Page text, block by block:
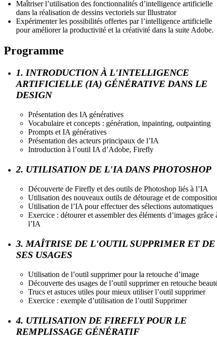
Maîtriser l’utilisation des fonctionnalités d’intelligence artificielle
dans la réalisation de dessins vectoriels sur Illustrator
Expérimenter les possibilités offertes par l’intelligence artificielle
pour améliorer la productivité et la créativité dans la suite Adobe.
Programme
1. INTRODUCTION À L'INTELLIGENCE
ARTIFICIELLE (IA) GÉNÉRATIVE DANS LE
DESIGN
Présentation des IA génératives
Vocabulaire et concepts : génération, inpainting, outpainting
Prompts et IA génératives
Présentation des acteurs principaux de l’IA
Introduction à l’outil IA d’Adobe, Firefly
2. UTILISATION DE L'IA DANS PHOTOSHOP
Découverte de Firefly et des outils de Photoshop liés à l’IA
Utilisation des nouveaux outils de détourage et de
Utilisation de l’IA pour effectuer des sélections automatiques
Exercice : détourer et assembler des éléments d’images grâce
l’IA
3. MAÎTRISE DE L'OUTIL SUPPRIMER ET DE
SES USAGES
Utilisation de l’outil supprimer pour la retouche d’image
Découverte des usages de l’outil supprimer en retouche
Trucs et astuces utiles pour mieux utiliser l’outil supprimer
Exercice : exemple d’utilisation de l’outil Supprimer
4. UTILISATION DE FIREFLY POUR LE
REMPLISSAGE GÉNÉRATIF